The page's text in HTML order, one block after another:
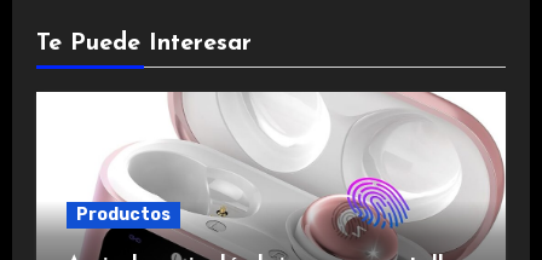
Te Puede Interesar
Productos